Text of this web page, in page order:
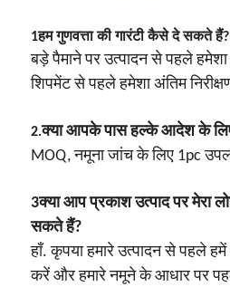
1हम गुणवत्ता की गारंटी कैसे दे सकते हैं?
बड़े पैमाने पर उत्पादन से पहले हमेशा
शिपमेंट से पहले हमेशा अंतिम
2.क्या आपके पास हल्के आदेश के लिए
MOQ, नमूना जांच के लिए 1pc
3क्या आप प्रकाश उत्पाद पर मेरा
सकते हैं?
हाँ. कृपया हमारे उत्पादन से पहले
करें और हमारे नमूने के आधार पर